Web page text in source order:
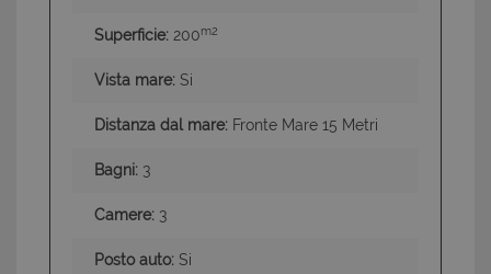
Superficie: 200m2
Vista mare: Si
Distanza dal mare: Fronte Mare 15 Metri
Bagni: 3
Camere: 3
Posto auto: Si